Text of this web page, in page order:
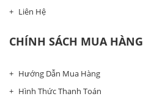
Liên Hệ
CHÍNH SÁCH MUA HÀNG
Hướng Dẫn Mua Hàng
Hình Thức Thanh Toán